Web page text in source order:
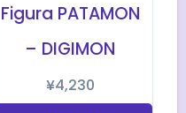
Figura PATAMON
– DIGIMON
¥4,230